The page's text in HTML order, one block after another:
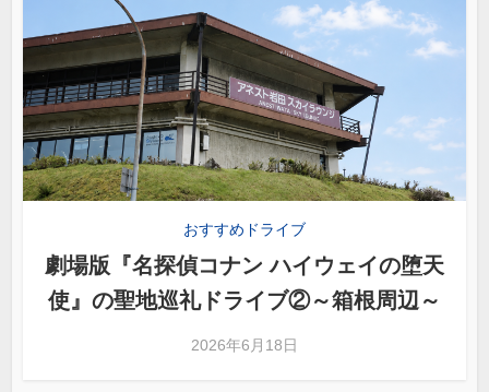
おすすめドライブ
劇場版『名探偵コナン ハイウェイの堕天
使』の聖地巡礼ドライブ②～箱根周辺～
2026年6月18日